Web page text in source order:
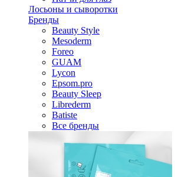
Лосьоны и сыворотки
Бренды
Beauty Style
Mesoderm
Foreo
GUAM
Lycon
Epsom.pro
Beauty Sleep
Librederm
Batiste
Все бренды